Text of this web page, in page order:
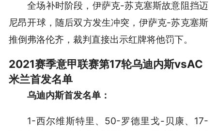
全场补时阶段，伊萨克-苏克塞斯故意阻挡迈
尼昂开球，随后双方发生冲突，伊萨克-苏克塞斯
推倒弗洛伦齐，裁判直接出示红牌将他罚下。
2021赛季意甲联赛第17轮乌迪内斯vsAC
米兰首发名单
乌迪内斯首发名单：
1-西尔维斯特里、50-罗德里戈-贝康、17-